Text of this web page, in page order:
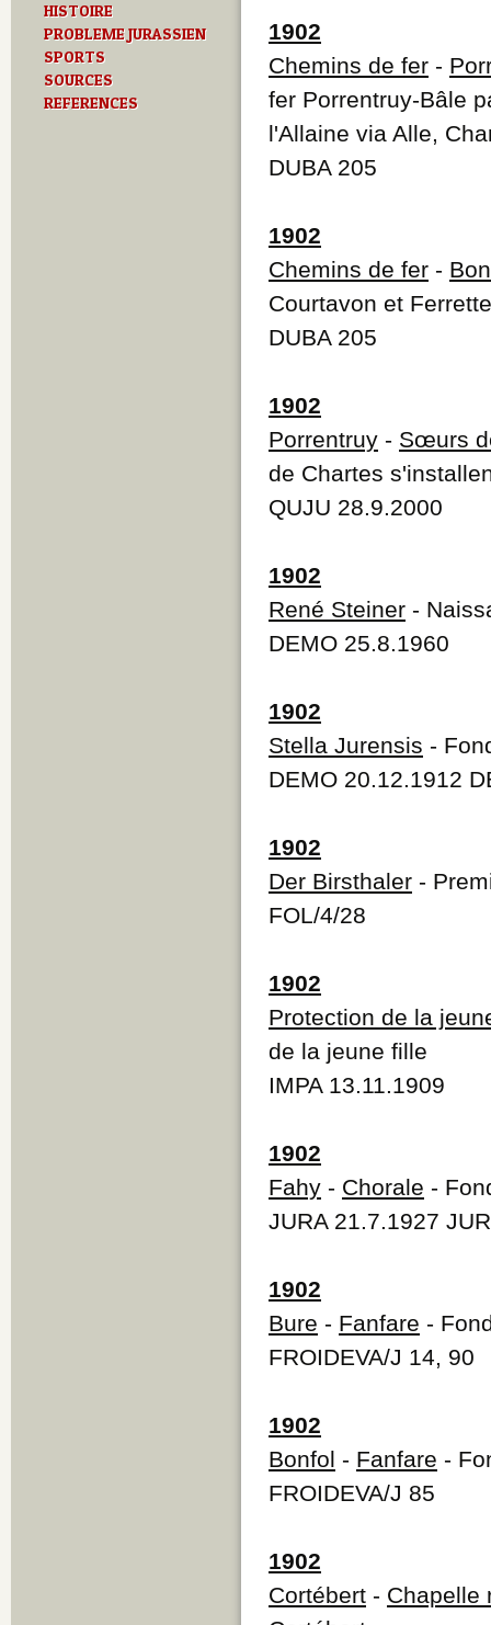
HISTOIRE
PROBLEME JURASSIEN
SPORTS
SOURCES
REFERENCES
1902
Chemins de fer -
fer Porrentruy-Bâle
l'Allaine via Alle,
DUBA 205
1902
Chemins de fer -
Courtavon et Ferrette
DUBA 205
1902
Porrentruy - Sœurs
de Chartes
QUJU 28.9.2000
1902
René Steiner -
DEMO 25.8.1960
1902
Stella Jurensis -
DEMO 20.12.1912
1902
Der Birsthaler -
FOL/4/28
1902
Protection de la
de la jeune fille
IMPA 13.11.1909
1902
Fahy - Chorale -
JURA 21.7.1927
1902
Bure - Fanfare -
FROIDEVA/J 14, 90
1902
Bonfol - Fanfare -
FROIDEVA/J 85
1902
Cortébert - Chapelle